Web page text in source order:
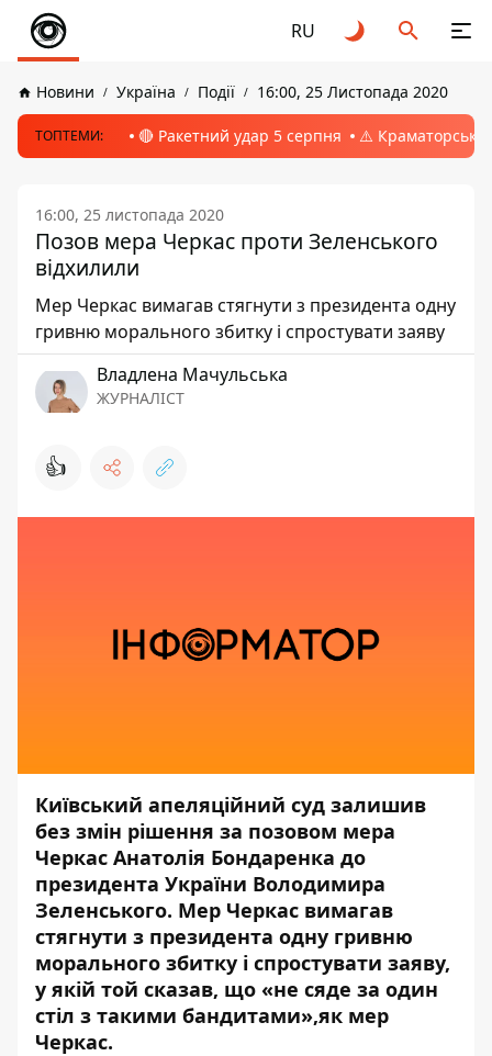
RU
Новини Україна Події 16:00, 25 Листопада 2020
ТОПТЕМИ: 🔴 Ракетний удар 5 серпня ⚠️ Краматорськ,
16:00, 25 листопада 2020
Позов мера Черкас проти Зеленського
відхилили
Мер Черкас вимагав стягнути з президента одну
гривню морального збитку і спростувати заяву
Владлена Мачульська
ЖУРНАЛІСТ
👍
Київський апеляційний суд залишив
без змін рішення за позовом мера
Черкас Анатолія Бондаренка до
президента України Володимира
Зеленського. Мер Черкас вимагав
стягнути з президента одну гривню
морального збитку і спростувати заяву,
у якій той сказав, що «не сяде за один
стіл з такими бандитами»,як мер
Черкас.